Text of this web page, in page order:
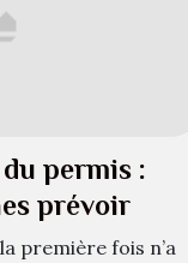
permis :
prévoir
première fois n’a